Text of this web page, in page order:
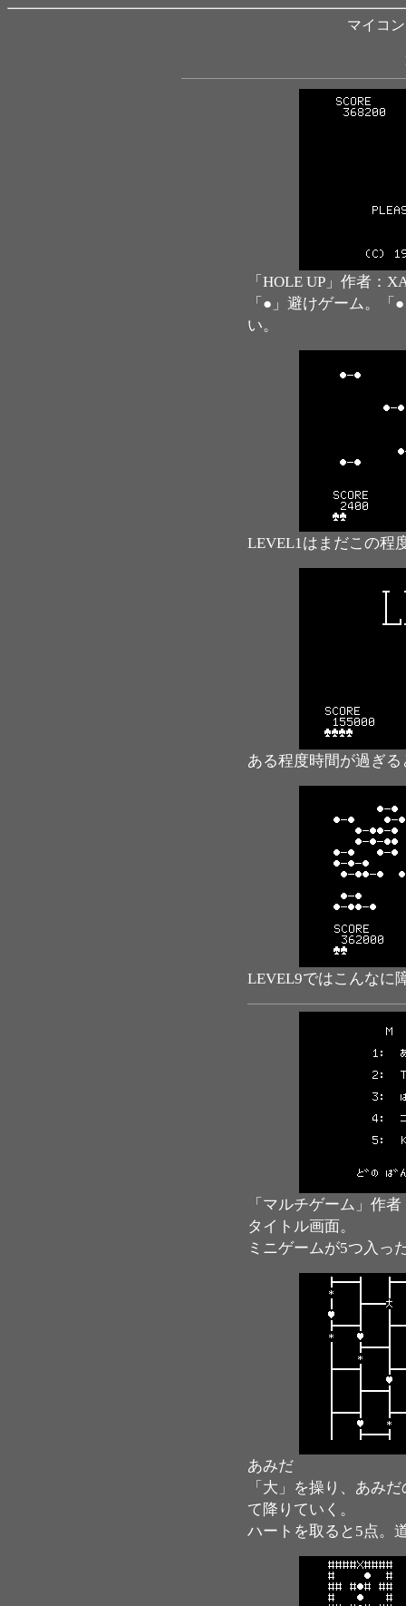
マイコ
「HOLE UP」作者：
「●」避けゲーム。
い。
LEVEL1はまだこの程
ある程度時間が過ぎる
LEVEL9ではこんなに
「マルチゲーム」作
タイトル画面。
ミニゲームが5つ入っ
あみだ
「大」を操り、あみ
て降りていく。
ハートを取ると5点。